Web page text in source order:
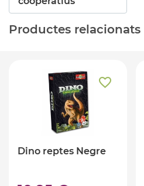
Productes relacionats
Dino reptes Negre